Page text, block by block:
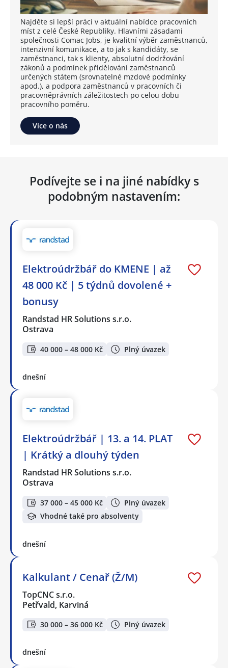
Najděte si lepší práci v aktuální nabídce pracovních
míst z celé České Republiky. Hlavními zásadami
společnosti Comac Jobs, je kvalitní výběr zaměstnanců,
intenzivní komunikace, a to jak s kandidáty, se
zaměstnanci, tak s klienty, absolutní dodržování
zákonů a podmínek přidělování zaměstnanců
určených státem (srovnatelné mzdové podmínky
apod.), a podpora zaměstnanců v pracovních či
pracovněprávních záležitostech po celou dobu
pracovního poměru.
Více o nás
Podívejte se i na jiné nabídky s
podobným nastavením:
Elektroúdržbář do KMENE | až
48 000 Kč | 5 týdnů dovolené +
bonusy
Randstad HR Solutions s.r.o.
Ostrava
40 000 – 48 000 Kč Plný úvazek
dnešní
Elektroúdržbář | 13. a 14. PLAT
| Krátký a dlouhý týden
Randstad HR Solutions s.r.o.
Ostrava
37 000 – 45 000 Kč
Plný úvazek
Vhodné také pro absolventy
dnešní
Kalkulant / Cenař (Ž/M)
TopCNC s.r.o.
Petřvald, Karviná
30 000 – 36 000 Kč Plný úvazek
dnešní